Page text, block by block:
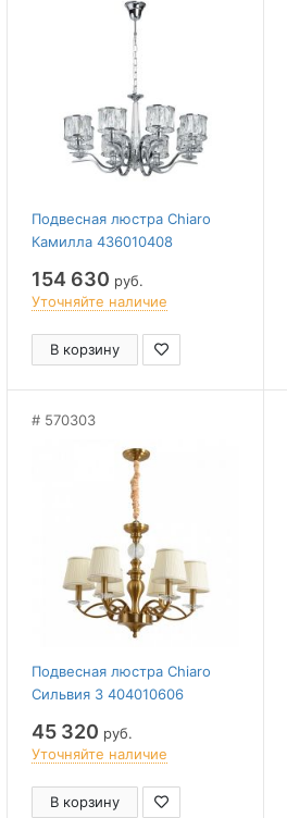
Подвесная люстра Chiaro
Камилла 436010408
154 630 руб.
Уточняйте наличие
В корзину
570303
Подвесная люстра Chiaro
Сильвия 3 404010606
45 320 руб.
Уточняйте наличие
В корзину